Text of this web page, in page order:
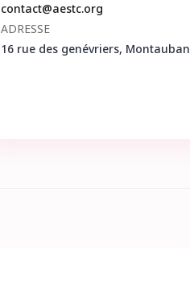
contact@aestc.org
ADRESSE
16 rue des genévriers, Montauban